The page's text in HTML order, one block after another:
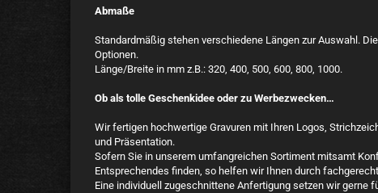
Abmaße
Standardmäßig stehen verschiedene Längen zur Auswahl.
Optionen.
Länge/Breite in mm z.B.: 320, 400, 500, 600, 800, 1000.
Ob als tolle Geschenkidee oder zu Werbezwecken…
Wir fertigen hochwertige Gravuren mit Ihren Logos,
und Präsentation.
Sofern Sie in unserem umfangreichen Sortiment mitsamt
Entsprechendes finden, so helfen wir Ihnen durch
Eine individuell zugeschnittene Anfertigung setzen wir gerne